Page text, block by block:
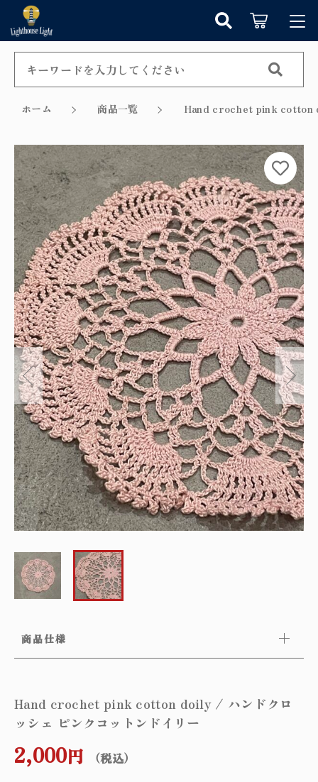
ホーム 商品一覧 Hand crochet pink cotton
商品仕様
Hand crochet pink cotton doily / ハンドクロ
ッシェ ピンクコットンドイリー
2,000円 （税込）
カートに商品を追加しました
ショッピングを続ける
カートを確認する
ログイン / 会員登録
お知らせ
お気に入り
カテゴリーから探す
新着商品から探す
セール商品から探す
取付方法／取付事例／修理事例
Lighthouse Lightについて
ショッピングガイド
お知らせ
ブログ
お問い合わせ
ペンダントライト
テーブルランプ
ウォールランプ
フロアランプ
オリジナルランプ
フィンスタイル
アンティーク小物/家具
パーツ
サブスクリプション
キーワード検索
親カテゴリ
子カテゴリ
価格帯
～
その他
在庫あり セール
並び順